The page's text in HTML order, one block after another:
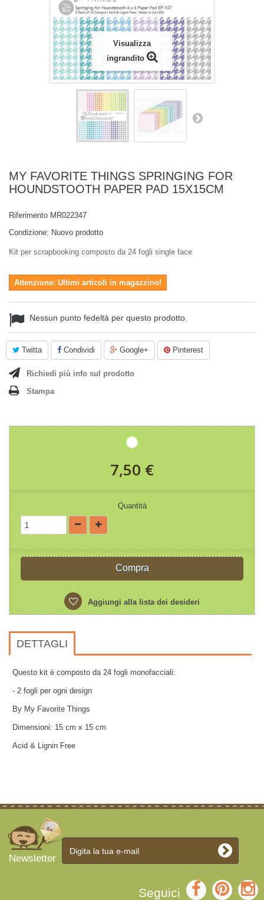
Visualizza
ingrandito
MY FAVORITE THINGS SPRINGING FOR
HOUNDSTOOTH PAPER PAD 15X15CM
Riferimento MR022347
Condizione: Nuovo prodotto
Kit per scrapbooking composto da 24 fogli single face
Attenzione: Ultimi articoli in magazzino!
Nessun punto fedeltà per questo prodotto.
Twitta Condividi Google+ Pinterest
Richiedi più info sul prodotto
Stampa
7,50 €
Quantità
Compra
Aggiungi alla lista dei desideri
DETTAGLI
Questo kit è composto da 24 fogli monofacciali:
- 2 fogli per ogni design
By My Favorite Things
Dimensioni: 15 cm x 15 cm
Acid & Lignin Free
Newsletter
Seguici